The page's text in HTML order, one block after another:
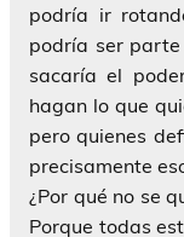
podría ir
podría ser
sacaría el
hagan lo que
pero quienes
precisamente
¿Por qué no se
Porque todas